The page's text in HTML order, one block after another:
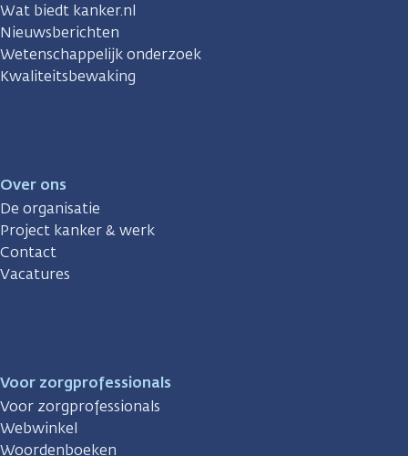
Wat biedt kanker.nl
Nieuwsberichten
Wetenschappelijk onderzoek
Kwaliteitsbewaking
Over ons
De organisatie
Project kanker & werk
Contact
Vacatures
Voor zorgprofessionals
Voor zorgprofessionals
Webwinkel
Woordenboeken